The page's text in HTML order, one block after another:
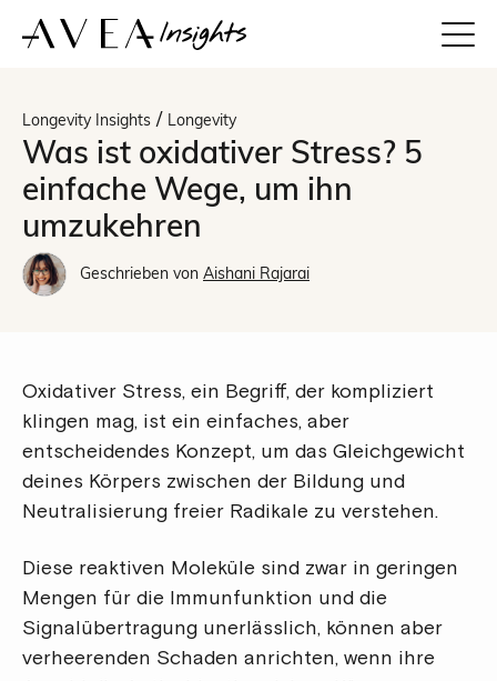
Longevity Insights / Longevity
Was ist oxidativer Stress? 5
einfache Wege, um ihn
umzukehren
Geschrieben von Aishani Rajarai
Oxidativer Stress, ein Begriff, der kompliziert
klingen mag, ist ein einfaches, aber
entscheidendes Konzept, um das Gleichgewicht
deines Körpers zwischen der Bildung und
Neutralisierung freier Radikale zu verstehen.
Diese reaktiven Moleküle sind zwar in geringen
Mengen für die Immunfunktion und die
Signalübertragung unerlässlich, können aber
verheerenden Schaden anrichten, wenn ihre